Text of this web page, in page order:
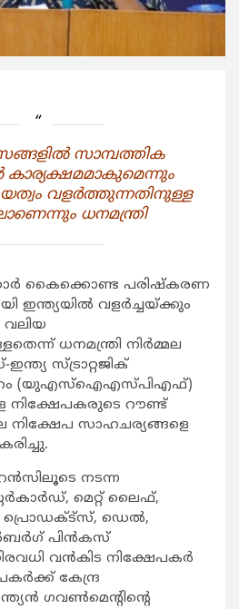
സാമ്പത്തിക
വളര്‍ത്തുന്നതിനുള്ള
ധനമന്ത്രി
കൈക്കൊണ്ട പരിഷ്കരണ
ഇന്ത്യയില്‍ വളര്‍ച്ചയ്ക്കും
ധനമന്ത്രി നിര്‍മ്മല
സ്ട്രാറ്റജിക്
(യുഎസ്ഐഎസ്പിഎഫ്)
നിക്ഷേപകരുടെ റൗണ്ട്
നിക്ഷേപ സാഹചര്യങ്ങളെ
നടന്ന
മെറ്റ് ലൈഫ്,
ഡെല്‍,
പിന്‍കസ്
വന്‍കിട നിക്ഷേപകര്‍
കേന്ദ്ര
ഗവണ്‍മെന്‍റിന്‍റെ